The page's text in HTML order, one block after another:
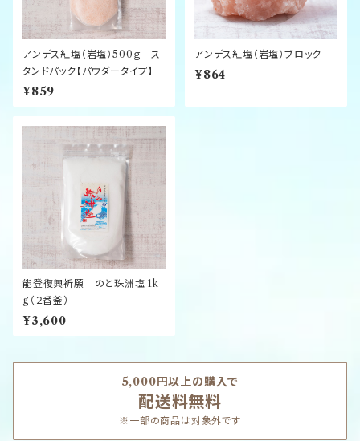
アンデス紅塩（岩塩）500ｇ ス
タンドパック【パウダータイプ】
¥859
アンデス紅塩（岩塩）ブロック
¥864
能登復興祈願 のと珠洲塩 1k
g（２番釜）
¥3,600
5,000円以上の購入で
配送料無料
※一部の商品は対象外です